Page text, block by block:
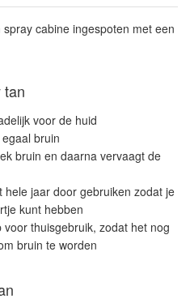
cabine ingespoten met een
tan
voor de huid
bruin
bruin en daarna vervaagt de
jaar door gebruiken zodat je
kunt hebben
thuisgebruik, zodat het nog
bruin te worden